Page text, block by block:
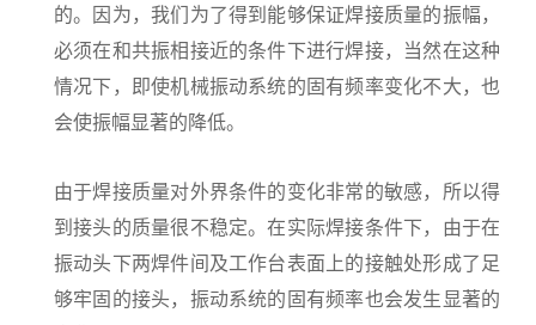
的。因为，我们为了得到能够保证焊接质量的振幅，
必须在和共振相接近的条件下进行焊接，当然在这种
情况下，即使机械振动系统的固有频率变化不大，也
会使振幅显著的降低。
由于焊接质量对外界条件的变化非常的敏感，所以得
到接头的质量很不稳定。在实际焊接条件下，由于在
振动头下两焊件间及工作台表面上的接触处形成了足
够牢固的接头，振动系统的固有频率也会发生显著的